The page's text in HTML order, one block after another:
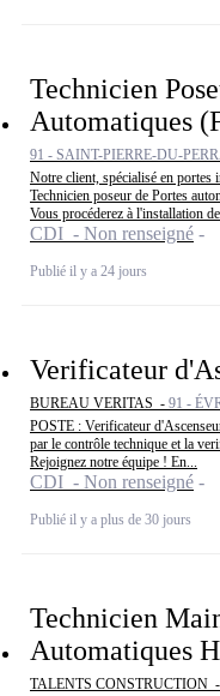
Technicien
Automatiques
91 - SAINT-PIERRE-DU-
Notre client, spécialisé en portes
Technicien poseur de Portes
Vous procéderez à l'installation
CDI - Non renseigné
Publié il y a 24 jours
Verificateur
BUREAU VERITAS - 91 -
POSTE : Verificateur
par le contrôle technique et la
Rejoignez notre équipe ! En...
CDI - Non renseigné
Publié il y a plus de 30 jours
Technicien
Automatiques
TALENTS CONSTRUCTION -